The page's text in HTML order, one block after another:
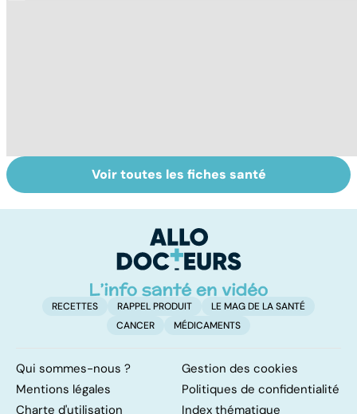
Sclérose en
plaques : tout
neurologique
Tout savoir sur
les infections
Voir toutes les fiches santé
RECETTES RAPPEL PRODUIT
LE MAG DE LA SANTÉ
CANCER
MÉDICAMENTS
Qui sommes-nous ?
Gestion des cookies
Mentions légales
Politiques de confidentialité
Charte d'utilisation
Index thématique